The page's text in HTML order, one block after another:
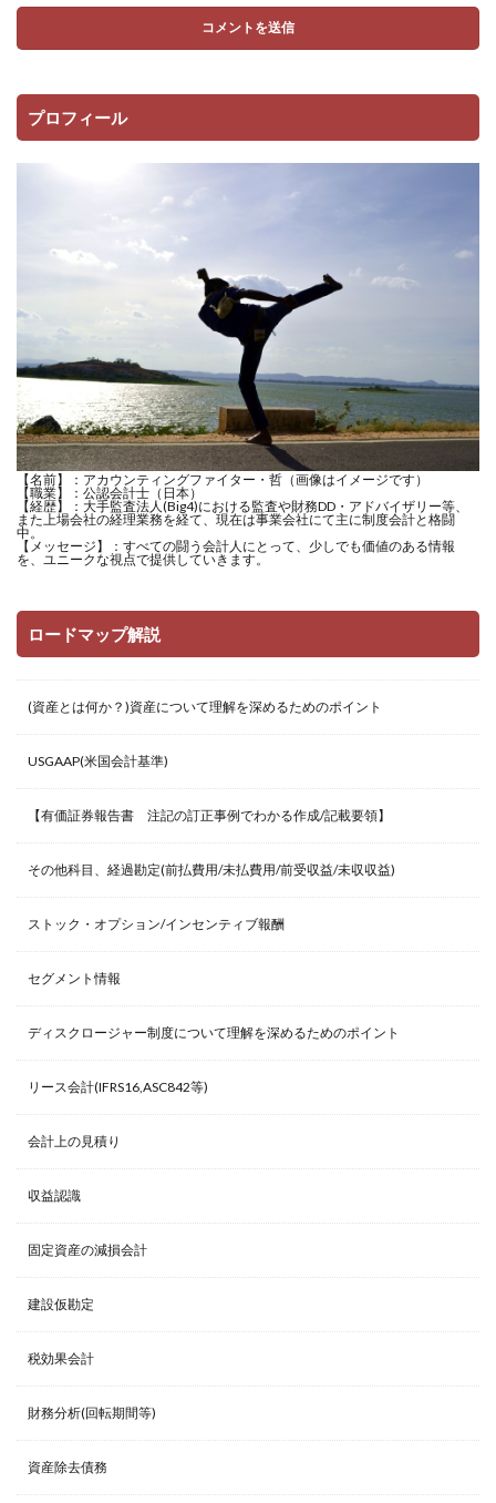
プロフィール
【名前】：アカウンティングファイター・哲（画像はイメージです）
【職業】：公認会計士（日本）
【経歴】：大手監査法人(Big4)における監査や財務DD・アドバイザリー等、
また上場会社の経理業務を経て、現在は事業会社にて主に制度会計と格闘
中。
【メッセージ】：すべての闘う会計人にとって、少しでも価値のある情報
を、ユニークな視点で提供していきます。
ロードマップ解説
(資産とは何か？)資産について理解を深めるためのポイント
USGAAP(米国会計基準)
【有価証券報告書 注記の訂正事例でわかる作成/記載要領】
その他科目、経過勘定(前払費用/未払費用/前受収益/未収収益)
ストック・オプション/インセンティブ報酬
セグメント情報
ディスクロージャー制度について理解を深めるためのポイント
リース会計(IFRS16,ASC842等)
会計上の見積り
収益認識
固定資産の減損会計
建設仮勘定
税効果会計
財務分析(回転期間等)
資産除去債務